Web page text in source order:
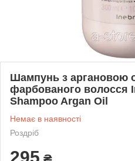
Шампунь з аргановою
фарбованого волосся
Shampoo Argan Oil
Немає в наявності
Роздріб
295